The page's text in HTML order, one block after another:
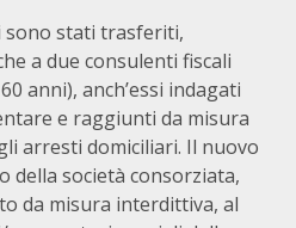
sono stati trasferiti,
a due consulenti fiscali
anni), anch’essi indagati
e raggiunti da misura
arresti domiciliari. Il nuovo
società consorziata,
da misura interdittiva, al